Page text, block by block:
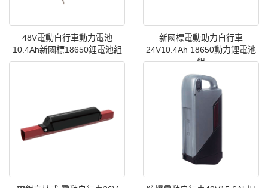
48V電動自行車動力電池
10.4Ah新國標18650鋰電池組
新國標電動助力自行車
24V10.4Ah 18650動力鋰電池
組